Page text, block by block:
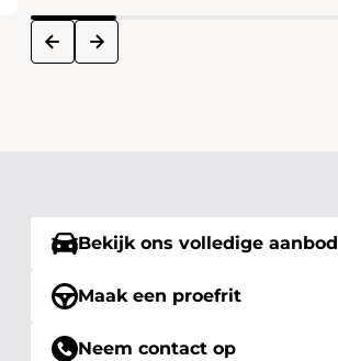
prev next
Bekijk ons volledige aanbod
Maak een proefrit
Neem contact op